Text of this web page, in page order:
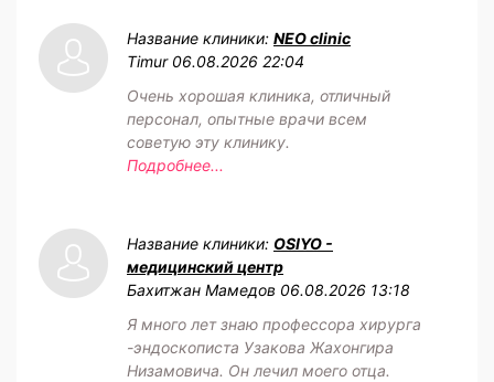
Название клиники: NEO clinic
Timur 06.08.2026 22:04
Очень хорошая клиника, отличный
персонал, опытные врачи всем
советую эту клинику.
Подробнее...
Название клиники: OSIYO -
медицинский центр
Бахитжан Мамедов 06.08.2026 13:18
Я много лет знаю профессора хирурга
-эндоскописта Узакова Жахонгира
Низамовича. Он лечил моего отца.